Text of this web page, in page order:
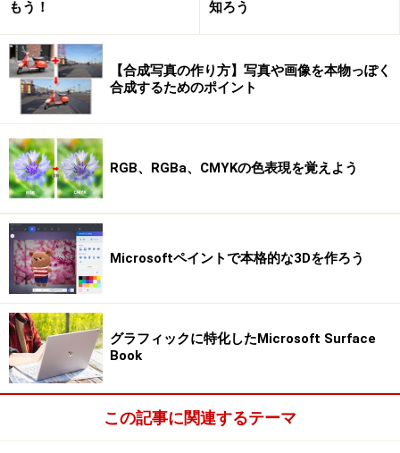
［CHOOSE PAINT］をクリックして、効果を選びます。
もう！
知ろう
【合成写真の作り方】写真や画像を本物っぽく
合成するためのポイント
RGB、RGBa、CMYKの色表現を覚えよう
Microsoftペイントで本格的な3Dを作ろう
グラフィックに特化したMicrosoft Surface
Book
この記事に関連するテーマ